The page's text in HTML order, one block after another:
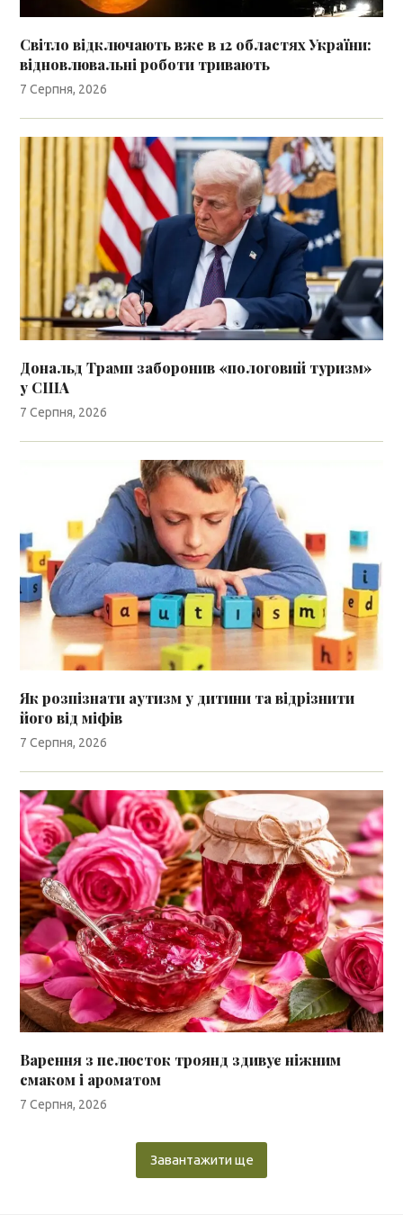
Світло відключають вже в 12 областях України:
відновлювальні роботи тривають
7 Серпня, 2026
Дональд Трамп заборонив «пологовий туризм»
у США
7 Серпня, 2026
Як розпізнати аутизм у дитини та відрізнити
його від міфів
7 Серпня, 2026
Варення з пелюсток троянд здивує ніжним
смаком і ароматом
7 Серпня, 2026
Завантажити ще